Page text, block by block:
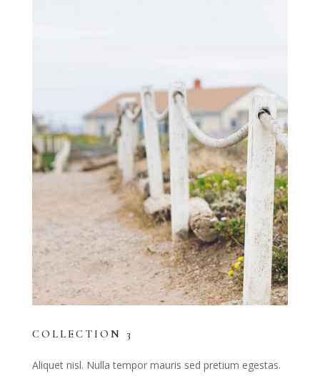
COLLECTION 3
Aliquet nisl. Nulla tempor mauris sed pretium egestas.